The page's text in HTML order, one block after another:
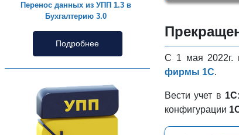
Перенос данных из УПП 1.3 в
Бухгалтерию 3.0
Подробнее
С 1 мая 2022г.
фирмы 1С.
Вести учет в
конфигурации